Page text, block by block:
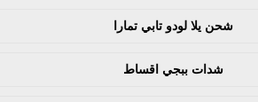
شحن يلا لودو تابي تمارا
شدات ببجي اقساط